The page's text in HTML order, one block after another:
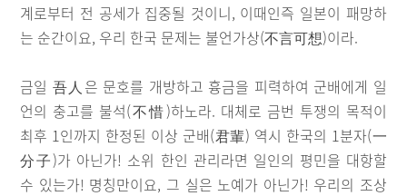
계로부터 전 공세가 집중될 것이니, 이때인즉 일본이 패망하
는 순간이요, 우리 한국 문제는 불언가상(不言可想)이라.
금일 吾人은 문호를 개방하고 흉금을 피력하여 군배에게 일
언의 충고를 불석(不惜)하노라. 대체로 금번 투쟁의 목적이
최후 1인까지 한정된 이상 군배(君輩) 역시 한국의 1분자(一
分子)가 아닌가! 소위 한인 관리라면 일인의 평민을 대항할
수 있는가! 명칭만이요, 그 실은 노예가 아닌가! 우리의 조상